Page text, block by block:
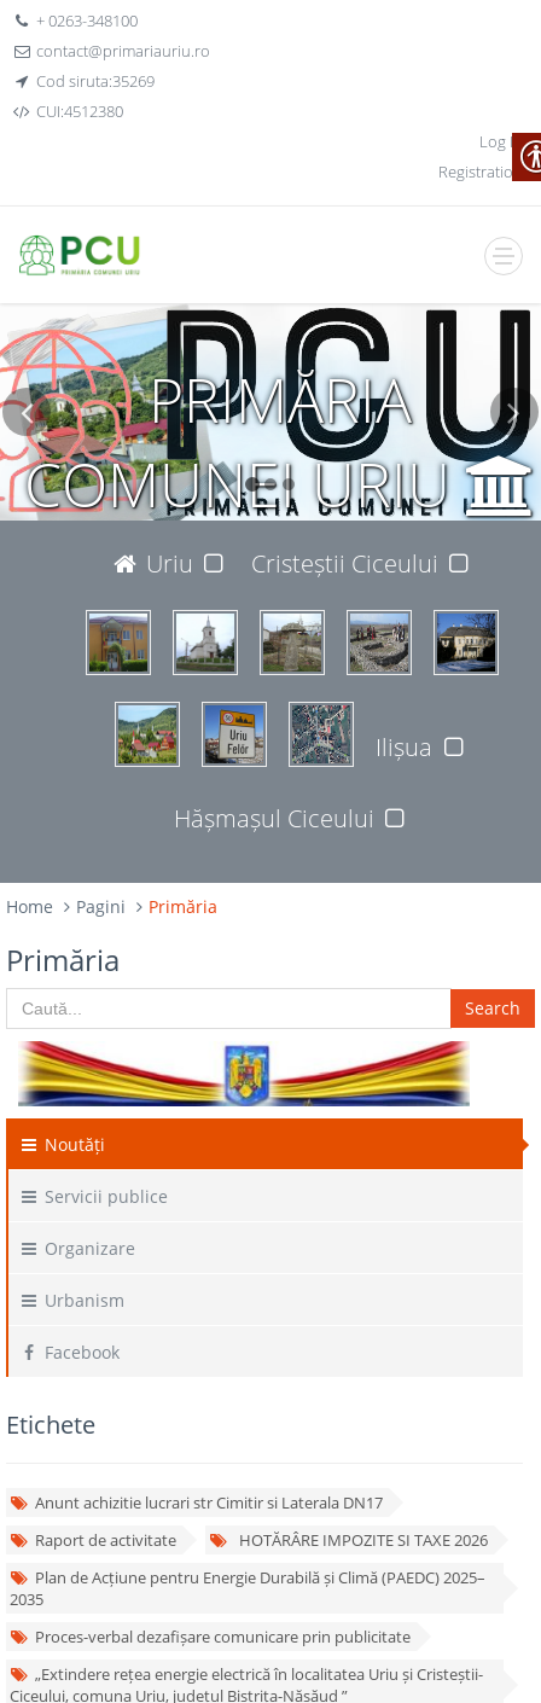
+ 0263-348100
contact@primariauriu.ro
Cod siruta:35269
CUI:4512380
Log In
Registration
PRIMĂRIA
COMUNEI URIU
JUDEȚUL BISTRIȚA-NĂSĂUD 427365
Uriu Cristeștii Ciceului
Ilișua
Hășmașul Ciceului
Home Pagini Primăria
Primăria
Search
Noutăți
Servicii publice
Organizare
Urbanism
Facebook
Etichete
Anunt achizitie lucrari str Cimitir si Laterala DN17
Raport de activitate
HOTĂRÂRE IMPOZITE SI TAXE 2026
Plan de Acțiune pentru Energie Durabilă și Climă (PAEDC) 2025–
2035
Proces-verbal dezafișare comunicare prin publicitate
„Extindere rețea energie electrică în localitatea Uriu și Cristeștii-
Ciceului, comuna Uriu, județul Bistrița-Năsăud ”